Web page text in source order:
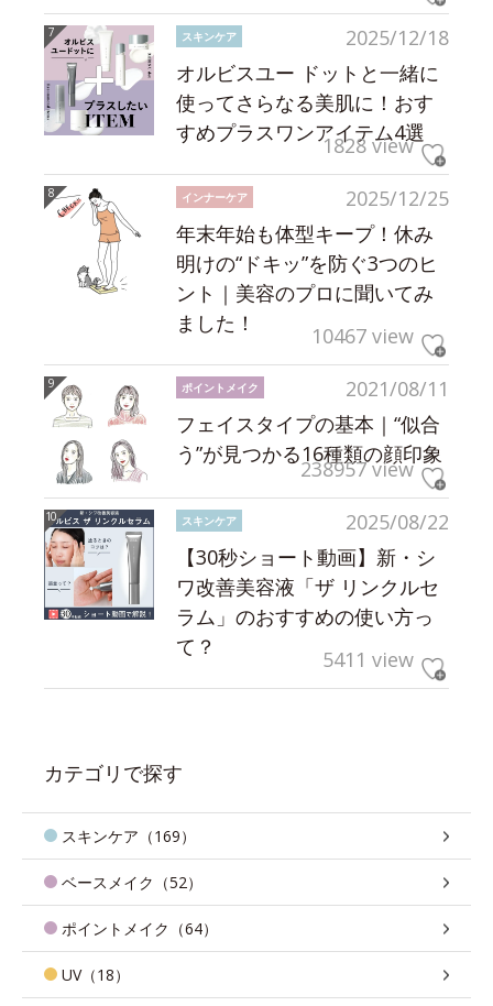
2025/12/18
スキンケア
オルビスユー ドットと一緒に
使ってさらなる美肌に！おす
すめプラスワンアイテム4選
1828 view
2025/12/25
インナーケア
年末年始も体型キープ！休み
明けの“ドキッ”を防ぐ3つのヒ
ント｜美容のプロに聞いてみ
ました！
10467 view
2021/08/11
ポイントメイク
フェイスタイプの基本｜“似合
う”が見つかる16種類の顔印象
238957 view
2025/08/22
スキンケア
【30秒ショート動画】新・シ
ワ改善美容液「ザ リンクルセ
ラム」のおすすめの使い方っ
て？
5411 view
カテゴリで探す
スキンケア（169）
ベースメイク（52）
ポイントメイク（64）
UV（18）